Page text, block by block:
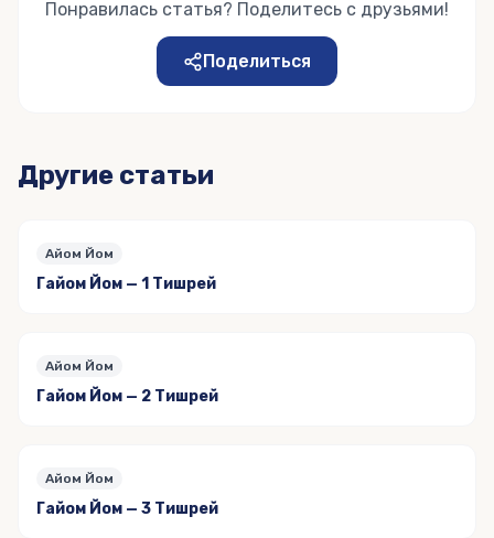
Понравилась статья? Поделитесь с друзьями!
Поделиться
Другие статьи
Айом Йом
Гайом Йом — 1 Тишрей
Айом Йом
Гайом Йом — 2 Тишрей
Айом Йом
Гайом Йом — 3 Тишрей